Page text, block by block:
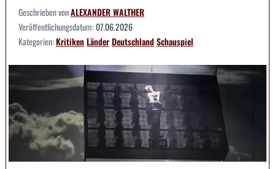
Geschrieben vonALEXANDER WALTHER
Veröffentlichungsdatum:07.06.2026
Kategorien:KritikenLänderDeutschlandSchauspiel